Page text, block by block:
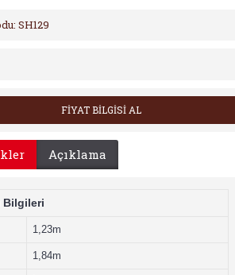
SH129
FİYAT BİLGİSİ AL
Açıklama
Bilgileri
1,23m
1,84m